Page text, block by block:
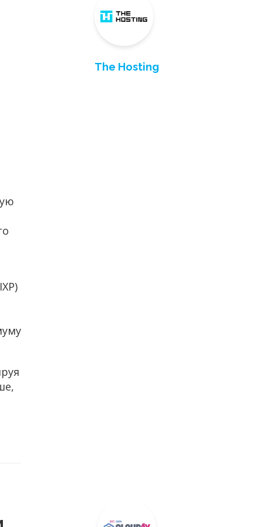
The Hosting